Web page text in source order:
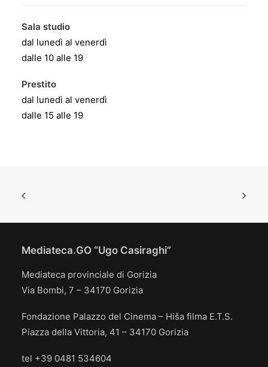
Sala studio
dal lunedì al venerdì
dalle 10 alle 19
Prestito
dal lunedì al venerdì
dalle 15 alle 19
Mediateca.GO “Ugo Casiraghi”
Mediateca provinciale di Gorizia
Via Bombi, 7 – 34170 Gorizia
Fondazione Palazzo del Cinema – Hiša filma E.T.S.
Piazza della Vittoria, 41 – 34170 Gorizia
tel +39 0481 534604